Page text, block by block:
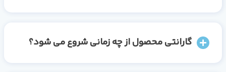
گارانتی محصول از چه زمانی شروع می شود؟